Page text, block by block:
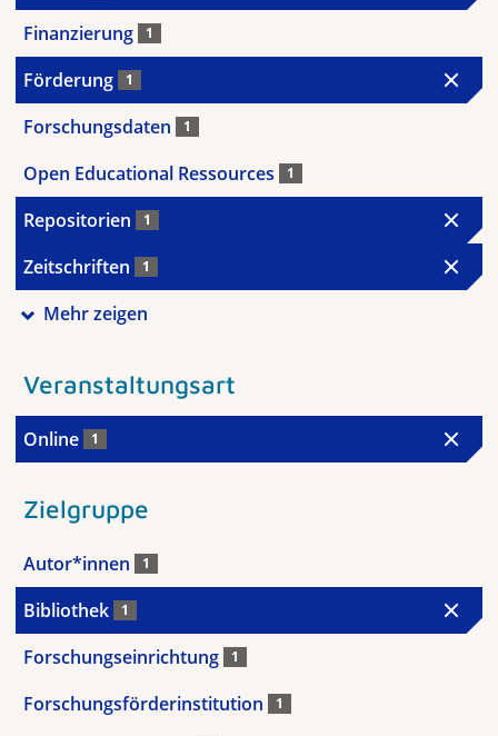
Finanzierung 1
Förderung 1
Forschungsdaten 1
Open Educational Ressources 1
Repositorien 1
Zeitschriften 1
Mehr zeigen
Veranstaltungsart
Online 1
Zielgruppe
Autor*innen 1
Bibliothek 1
Forschungseinrichtung 1
Forschungsförderinstitution 1